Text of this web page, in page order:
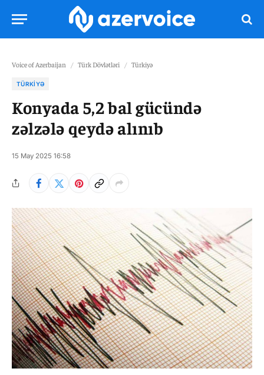
Voice of Azerbaijan / Türk Dövlətləri / Türkiyə
TÜRKIYƏ
Konyada 5,2 bal gücündə
zəlzələ qeydə alınıb
15 May 2025 16:58